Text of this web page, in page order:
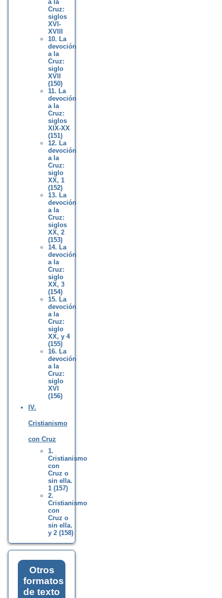
a la
Cruz:
siglos
XVI-
XVIII
10. La
devoción
a la
Cruz:
siglo
XVII
(150)
11. La
devoción
a la
Cruz:
siglos
XIX-XX
(151)
12. La
devoción
a la
Cruz:
siglo
XX, 1
(152)
13. La
devoción
a la
Cruz:
siglos
XX, 2
(153)
14. La
devoción
a la
Cruz:
siglo
XX, 3
(154)
15. La
devoción
a la
Cruz:
siglo
XX, y 4
(155)
16. La
devoción
a la
Cruz:
siglo
XVI
(156)
IV.
Cristianismo
con Cruz
1.
Cristianismo
con
Cruz o
sin ella.
1 (157)
2.
Cristianismo
con
Cruz o
sin ella.
y 2 (158)
Otros
formatos
de texto